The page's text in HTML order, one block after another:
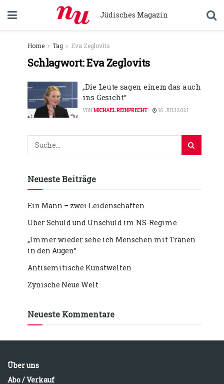
Jüdisches Magazin
Home Tag Eva Zeglovits
Schlagwort:Eva Zeglovits
„Die Leute sagen einem das auch
ins Gesicht“
VONMICHAEL REINPRECHT 16. JULI 2021
Neueste Beiträge
Ein Mann – zwei Leidenschaften
Über Schuld und Unschuld im NS-Regime
„Immer wieder sehe ich Menschen mit Tränen
in den Augen“
Antisemitische Kunstwelten
Zynische Neue Welt
Neueste Kommentare
Über uns
Abo / Verkauf